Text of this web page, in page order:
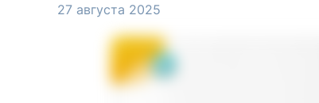
27 августа 2025